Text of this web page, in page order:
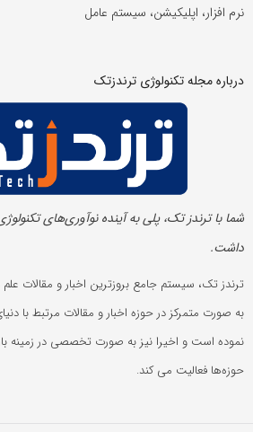
نرم افزار، اپلیکیشن، سیستم عامل
درباره مجله تکنولوژی ترندزتک
شما با ترندز تک، پلی به آینده‌ نوآوری‌های
داشت.
به صورت متمرکز در حوزه اخبار و مقالات مرتبط با
نموده است و اخیرا نیز به صورت تخصصی در زمینه
حوزه‌ها فعالیت می کند.